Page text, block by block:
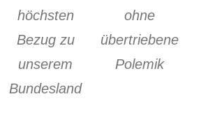
höchsten
Bezug zu
unserem
Bundesland
ohne
übertriebene
Polemik